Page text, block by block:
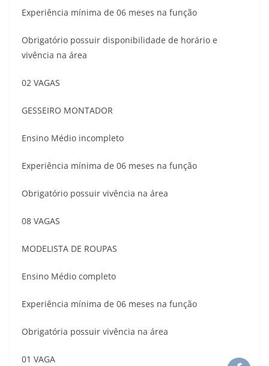
Experiência mínima de 06 meses na função
Obrigatório possuir disponibilidade de horário e
vivência na área
02 VAGAS
GESSEIRO MONTADOR
Ensino Médio incompleto
Experiência mínima de 06 meses na função
Obrigatório possuir vivência na área
08 VAGAS
MODELISTA DE ROUPAS
Ensino Médio completo
Experiência mínima de 06 meses na função
Obrigatória possuir vivência na área
01 VAGA